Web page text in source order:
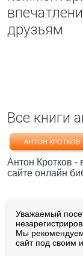
друзьям
Все книги
АНТОН КРОТКОВ
Антон Кротков -
сайте онлайн
Уважаемый
Мы
сайт под своим